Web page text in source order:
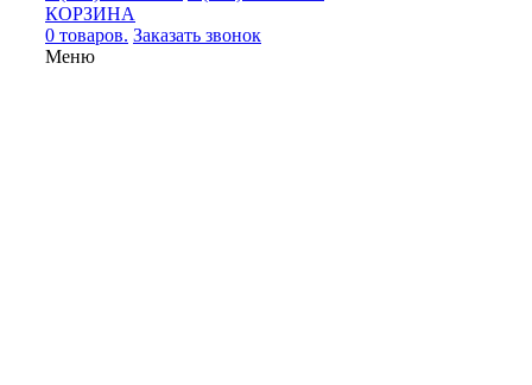
КОРЗИНА
0 товаров. Заказать звонок
Меню